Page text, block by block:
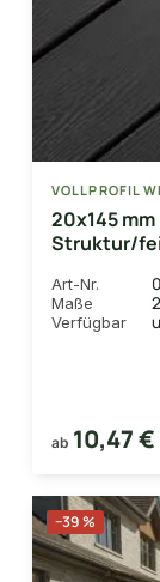
VOLLPROFIL
20x145
Struktur/
Art-Nr.
Maße
Verfügbar
ab 10,47 €
−39 %